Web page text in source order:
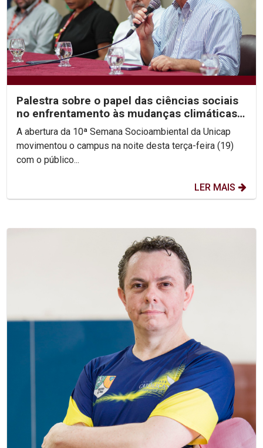
Palestra sobre o papel das ciências sociais
no enfrentamento às mudanças climáticas
abre a 10ª...
A abertura da 10ª Semana Socioambiental da Unicap
movimentou o campus na noite desta terça-feira (19)
com o público...
LER MAIS